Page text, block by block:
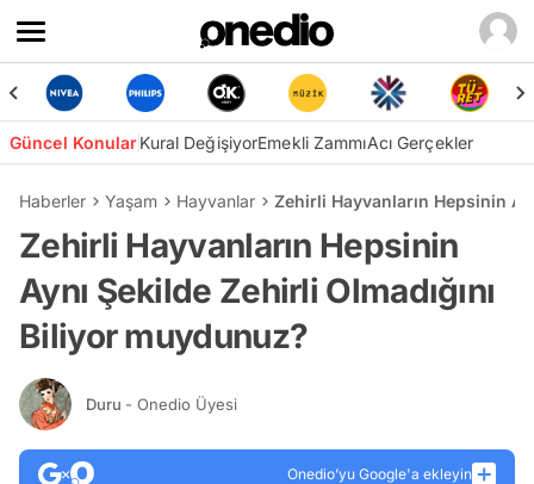
Güncel KonularKural DeğişiyorEmekli ZammıAcı Gerçekler
Haberler Yaşam Hayvanlar Zehirli Hayvanların Hepsinin
Zehirli Hayvanların Hepsinin
Aynı Şekilde Zehirli Olmadığını
Biliyor muydunuz?
Duru - Onedio Üyesi
Onedio’yu Google'a ekleyin